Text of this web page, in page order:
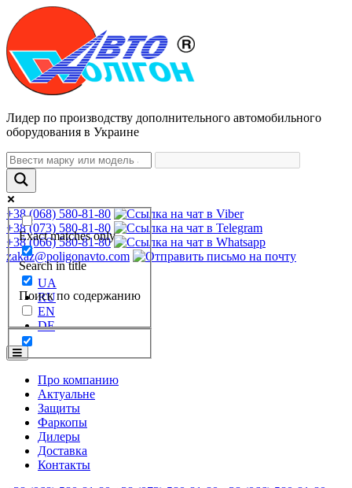
Лидер по производству дополнительного автомобильного
оборудования в Украине
Exact matches only
Search in title
Поиск по содержанию
+38 (068) 580-81-80
+38 (073) 580-81-80
+38 (066) 580-81-80
zakaz@poligonavto.com
UA
RU
EN
DE
Про компанию
Актуальне
Защиты
Фаркопы
Дилеры
Доставка
Контакты